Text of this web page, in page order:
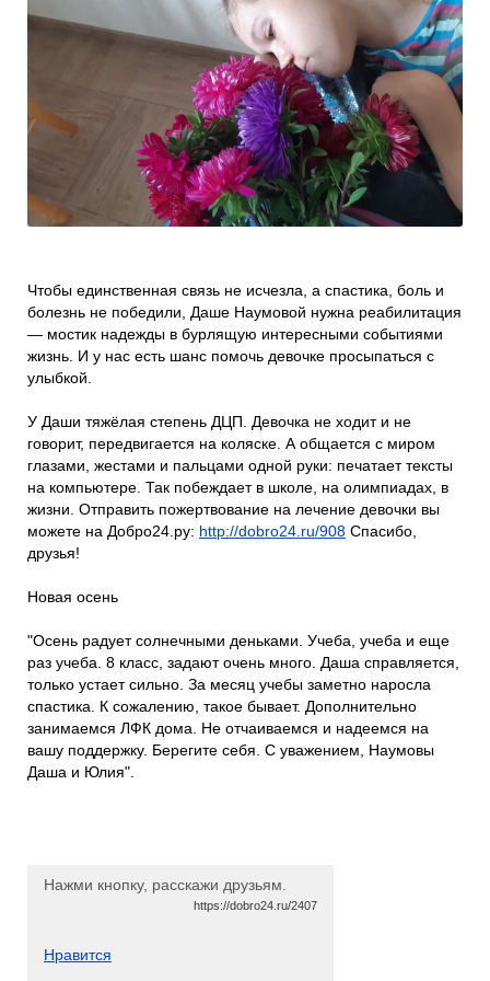
Боксы для пожертвований
Проекты
Программы фонда
События и люди
Мы в СМИ
Банеры
Чтобы единственная связь не исчезла, а спастика, боль и
болезнь не победили, Даше Наумовой нужна реабилитация
— мостик надежды в бурлящую интересными событиями
жизнь. И у нас есть шанс помочь девочке просыпаться с
улыбкой.
У Даши тяжёлая степень ДЦП. Девочка не ходит и не
говорит, передвигается на коляске. А общается с миром
глазами, жестами и пальцами одной руки: печатает тексты
на компьютере. Так побеждает в школе, на олимпиадах, в
жизни. Отправить пожертвование на лечение девочки вы
можете на Добро24.ру: http://dobro24.ru/908 Спасибо,
друзья!
Новая осень
"Осень радует солнечными деньками. Учеба, учеба и еще
раз учеба. 8 класс, задают очень много. Даша справляется,
только устает сильно. За месяц учебы заметно наросла
спастика. К сожалению, такое бывает. Дополнительно
занимаемся ЛФК дома. Не отчаиваемся и надеемся на
вашу поддержку. Берегите себя. С уважением, Наумовы
Даша и Юлия".
Нажми кнопку, расскажи друзьям.
https://dobro24.ru/2407
Нравится